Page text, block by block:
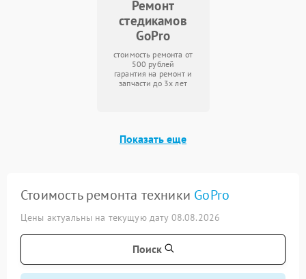
Ремонт
стедикамов
GoPro
стоимость ремонта от
500 рублей
гарантия на ремонт и
запчасти до 3х лет
Показать еще
Стоимость ремонта техники GoPro
Цены актуальны на текущую дату 08.08.2026
Поиск